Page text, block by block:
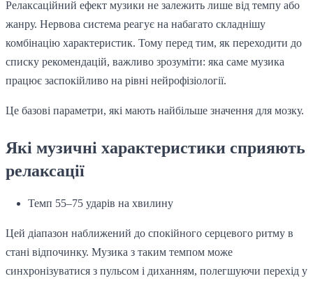
Релаксаційний ефект музики не залежить лише від темпу або
жанру. Нервова система реагує на набагато складнішу
комбінацію характеристик. Тому перед тим, як переходити до
списку рекомендацій, важливо зрозуміти: яка саме музика
працює заспокійливо на рівні нейрофізіології.
Це базові параметри, які мають найбільше значення для мозку.
Які музичні характеристики сприяють
релаксації
Темп 55–75 ударів на хвилину
Цей діапазон наближений до спокійного серцевого ритму в
стані відпочинку. Музика з таким темпом може
синхронізуватися з пульсом і диханням, полегшуючи перехід у